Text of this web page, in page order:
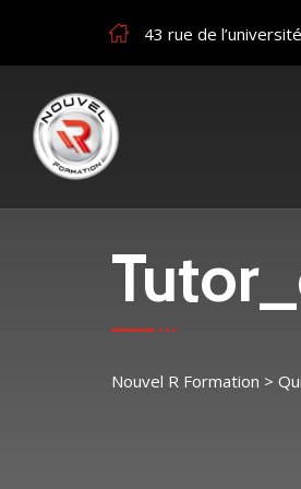
43 rue de
Nouvel R Formation >